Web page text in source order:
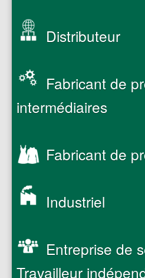
Distributeur
Fabricant de
intermédiaires
Fabricant de
Industriel
Entreprise de
Travailleur